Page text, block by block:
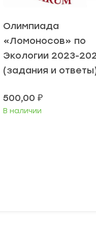
Олимпиада
«Ломоносов» по
Экологии 2023-
(задания и
500,00 ₽
В наличии